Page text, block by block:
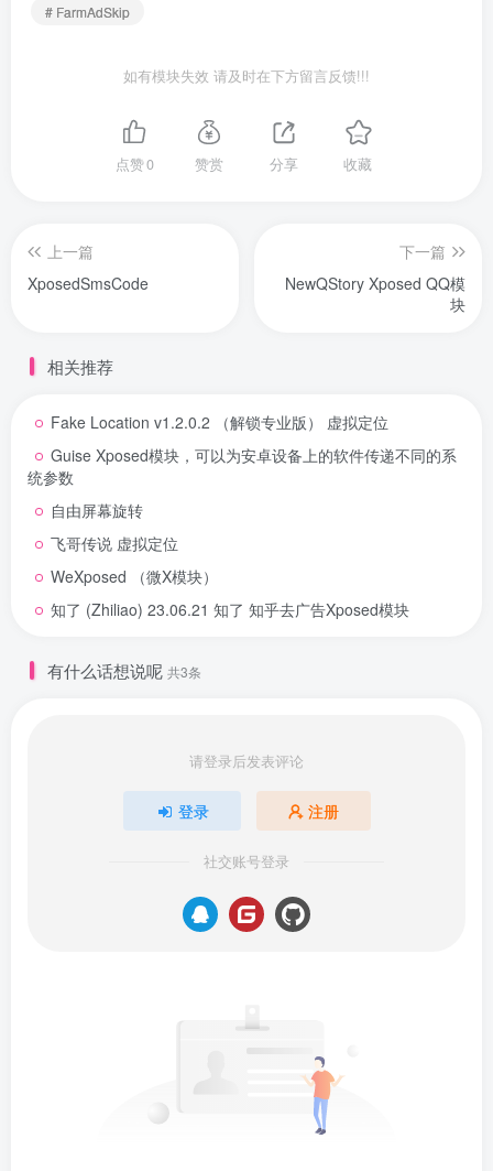
# FarmAdSkip
如有模块失效 请及时在下方留言反馈!!!
点赞0 赞赏 分享 收藏
上一篇
XposedSmsCode
下一篇
NewQStory Xposed QQ模
块
相关推荐
Fake Location v1.2.0.2 （解锁专业版） 虚拟定位
Guise Xposed模块，可以为安卓设备上的软件传递不同的系
统参数
自由屏幕旋转
飞哥传说 虚拟定位
WeXposed （微X模块）
知了 (Zhiliao) 23.06.21 知了 知乎去广告Xposed模块
有什么话想说呢 共3条
请登录后发表评论
登录 注册
社交账号登录